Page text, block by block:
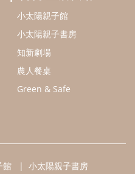
小太陽親子書房
週五 9:00～18:00)
產權聲明
Chrome 版本瀏覽器
司 版權所有 ©